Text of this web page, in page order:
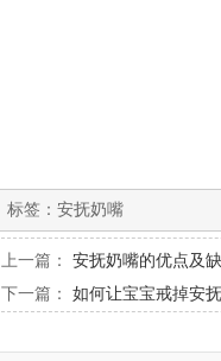
标签： 安抚奶嘴
上一篇： 安抚奶嘴的优点及
下一篇： 如何让宝宝戒掉安